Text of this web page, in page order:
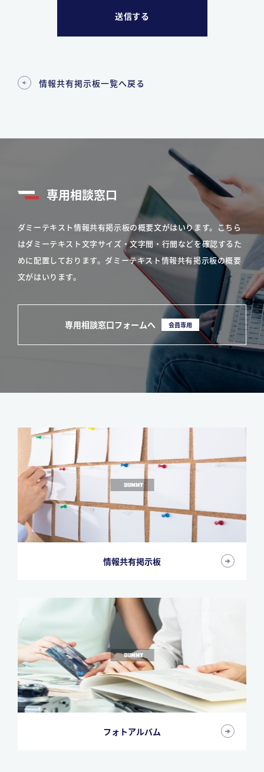
情報共有掲示板一覧へ戻る
専用相談窓口
ダミーテキスト情報共有掲示板の概要文がはいります。こちら
はダミーテキスト文字サイズ・文字間・行間などを確認するた
めに配置しております。ダミーテキスト情報共有掲示板の概要
文がはいります。
専用相談窓口フォームへ 会員専用
情報共有掲示板
フォトアルバム